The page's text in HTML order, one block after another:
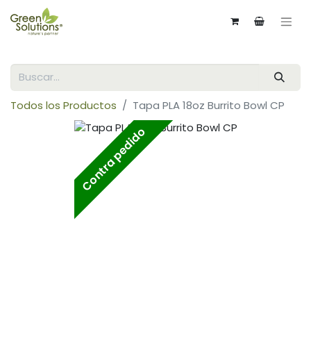
Todos los Productos Tapa PLA 18oz Burrito Bowl CP
Contra pedido